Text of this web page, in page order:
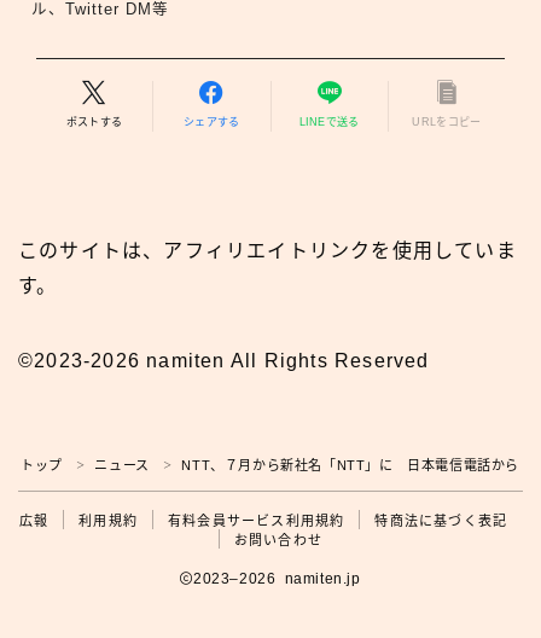
広報
ル、Twitter DM等
ポストする シェアする LINEで送る URLをコピー
このサイトは、アフィリエイトリンクを使用していま
す。
©2023-2026 namiten All Rights Reserved
トップ ＞ ニュース ＞ NTT、７月から新社名「NTT」に 日本電信電話から
広報 利用規約 有料会員サービス利用規約
特商法に基づく表記
お問い合わせ
2023–2026 namiten.jp